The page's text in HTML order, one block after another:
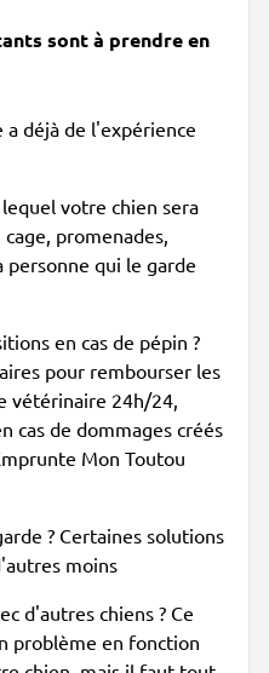
sont à prendre en
a déjà de l'expérience
votre chien sera
promenades,
personne qui le garde
en cas de pépin ?
pour rembourser les
vétérinaire 24h/24,
cas de dommages créés
Mon Toutou
? Certaines solutions
moins
d'autres chiens ? Ce
problème en fonction